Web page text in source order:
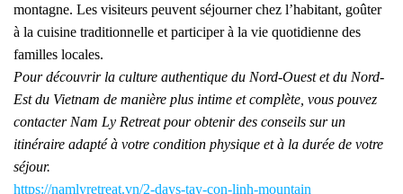
montagne. Les visiteurs peuvent séjourner chez l’habitant, goûter
à la cuisine traditionnelle et participer à la vie quotidienne des
familles locales.
Pour découvrir la culture authentique du Nord-Ouest et du Nord-
Est du Vietnam de manière plus intime et complète, vous pouvez
contacter Nam Ly Retreat pour obtenir des conseils sur un
itinéraire adapté à votre condition physique et à la durée de votre
séjour.
https://namlyretreat.vn/2-days-tay-con-linh-mountain